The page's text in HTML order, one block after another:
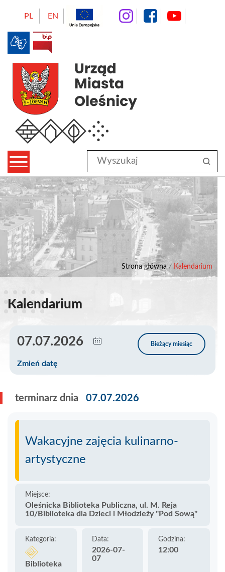
PL EN instagram
Wyszukaj
w
serwisie
Strona główna / Kalendarium
Kalendarium
Zmień datę
terminarz dnia 07.07.2026
Wakacyjne zajęcia kulinarno-
artystyczne
Miejsce:
Oleśnicka Biblioteka Publiczna, ul. M. Reja
10/Biblioteka dla Dzieci i Młodzieży "Pod Sową"
Kategoria:
Biblioteka
Data:
2026-07-
07
Godzina:
12:00